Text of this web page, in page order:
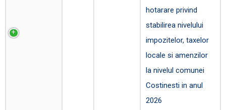
hotarare privind
stabilirea nivelului
impozitelor, taxelor
locale si amenzilor
la nivelul comunei
Costinesti in anul
2026